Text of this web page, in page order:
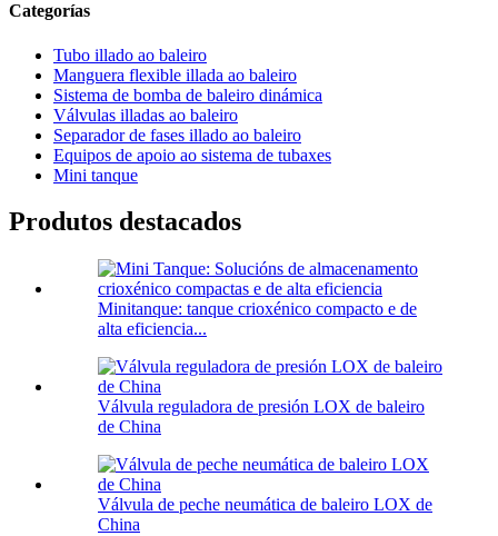
Categorías
Tubo illado ao baleiro
Manguera flexible illada ao baleiro
Sistema de bomba de baleiro dinámica
Válvulas illadas ao baleiro
Separador de fases illado ao baleiro
Equipos de apoio ao sistema de tubaxes
Mini tanque
Produtos destacados
Minitanque: tanque crioxénico compacto e de
alta eficiencia...
Válvula reguladora de presión LOX de baleiro
de China
Válvula de peche neumática de baleiro LOX de
China